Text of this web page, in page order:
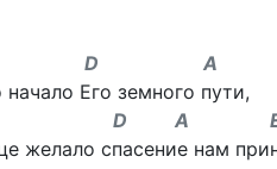
D A
Его земного пути,
D A
желало спасение нам